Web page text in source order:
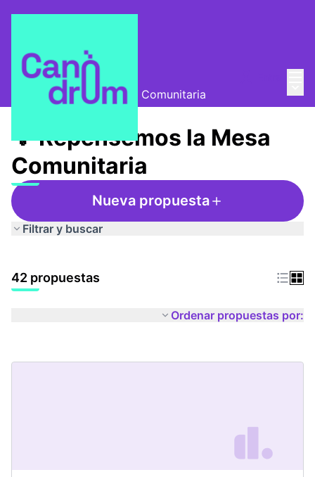
Mesa Comunitaria
💡 Repensemos la Mesa Comunitaria
💡 Repensemos la Mesa
Comunitaria
Nueva propuesta
Filtrar y buscar
42 propuestas
Ordenar propuestas por: